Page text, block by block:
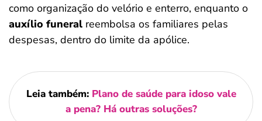
como organização do velório e enterro, enquanto o
auxílio funeral reembolsa os familiares pelas
despesas, dentro do limite da apólice.
Leia também: Plano de saúde para idoso vale
a pena? Há outras soluções?